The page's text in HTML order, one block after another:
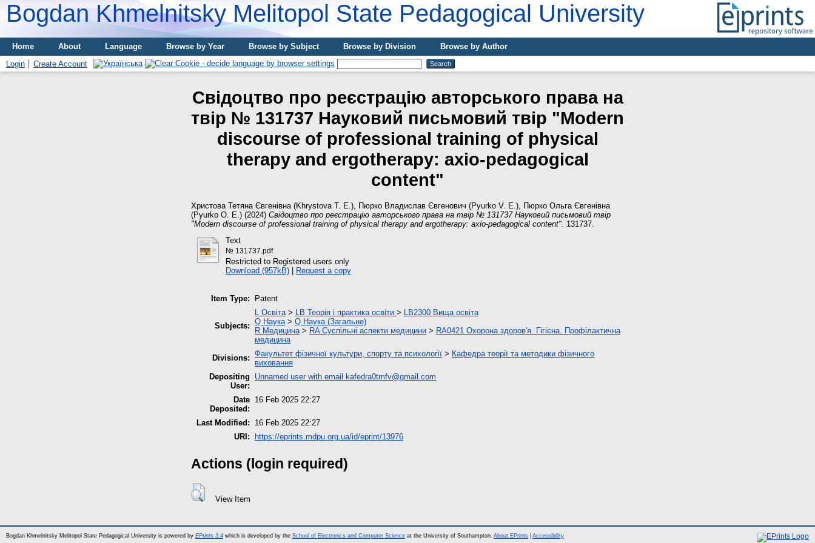
Bogdan Khmelnitsky Melitopol State Pedagogical University
Home About Language Browse by Year Browse by Subject Browse by Division
Browse by Author
Login
Create Account
Свідоцтво про реєстрацію авторського права на
твір № 131737 Науковий письмовий твір "Modern
discourse of professional training of physical
therapy and ergotherapy: axio-pedagogical
content"
Христова Тетяна Євгенівна (Khrystova T. E.), Пюрко Владислав Євгенович (Pyurko V. E.), Пюрко Ольга Євгенівна
(Pyurko O. E.) (2024) Свідоцтво про реєстрацію авторського права на твір № 131737 Науковий письмовий твір
"Modern discourse of professional training of physical therapy and ergotherapy: axio-pedagogical content". 131737.
Text
№ 131737.pdf
Restricted to Registered users only
Download (957kB)| Request a copy
Item Type: Patent
Subjects:
L Освіта > LB Теорія і практика освіти >
LB2300 Вища освіта
Q Наука > Q Наука (Загальне)
R Медицина > RA Суспільні аспекти медицини > RA0421 Охорона здоров'я. Гігієна. Профілактична
медицина
Divisions: Факультет фізичної культури, спорту та психології > Кафедра теорії та методики фізичного
виховання
Depositing
User:
Unnamed user with email kafedra0tmfv@gmail.com
Date
Deposited:
16 Feb 2025 22:27
Last Modified:
16 Feb 2025 22:27
URI:
https://eprints.mdpu.org.ua/id/eprint/13976
Actions (login required)
View Item
Bogdan Khmelnitsky Melitopol State Pedagogical University is powered by EPrints 3.4 which is developed by the School of Electronics and Computer Science at the University of Southampton. About EPrints Accessibility